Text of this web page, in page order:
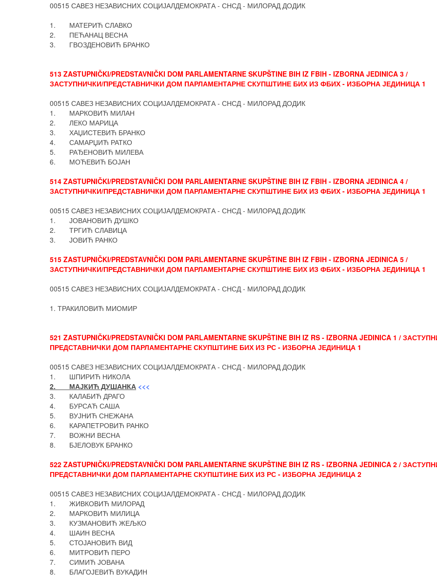
00515 САВЕЗ НЕЗАВИСНИХ СОЦИЈАЛДЕМОКРАТА - СНСД - МИЛОРАД ДОДИК
1. МАТЕРИЋ СЛАВКО
2. ПЕЋАНАЦ ВЕСНА
3. ГВОЗДЕНОВИЋ БРАНКО
513 ZASTUPNIČKI/PREDSTAVNIČKI DOM PARLAMENTARNE SKUPŠTINE BIH IZ FBIH - IZBORNA JEDINICA 3 /
ЗАСТУПНИЧКИ/ПРЕДСТАВНИЧКИ ДОМ ПАРЛАМЕНТАРНЕ СКУПШТИНЕ БИХ ИЗ ФБИХ - ИЗБОРНА ЈЕДИНИЦА 1
00515 САВЕЗ НЕЗАВИСНИХ СОЦИЈАЛДЕМОКРАТА - СНСД - МИЛОРАД ДОДИК
1. МАРКОВИЋ МИЛАН
2. ЛЕКО МАРИЦА
3. ХАЏИСТЕВИЋ БРАНКО
4. САМАРЏИЋ РАТКО
5. РАЂЕНОВИЋ МИЛЕВА
6. МОЋЕВИЋ БОЈАН
514 ZASTUPNIČKI/PREDSTAVNIČKI DOM PARLAMENTARNE SKUPŠTINE BIH IZ FBIH - IZBORNA JEDINICA 4 /
ЗАСТУПНИЧКИ/ПРЕДСТАВНИЧКИ ДОМ ПАРЛАМЕНТАРНЕ СКУПШТИНЕ БИХ ИЗ ФБИХ - ИЗБОРНА ЈЕДИНИЦА 1
00515 САВЕЗ НЕЗАВИСНИХ СОЦИЈАЛДЕМОКРАТА - СНСД - МИЛОРАД ДОДИК
1. ЈОВАНОВИЋ ДУШКО
2. ТРГИЋ СЛАВИЦА
3. ЈОВИЋ РАНКО
515 ZASTUPNIČKI/PREDSTAVNIČKI DOM PARLAMENTARNE SKUPŠTINE BIH IZ FBIH - IZBORNA JEDINICA 5 /
ЗАСТУПНИЧКИ/ПРЕДСТАВНИЧКИ ДОМ ПАРЛАМЕНТАРНЕ СКУПШТИНЕ БИХ ИЗ ФБИХ - ИЗБОРНА ЈЕДИНИЦА 1
00515 САВЕЗ НЕЗАВИСНИХ СОЦИЈАЛДЕМОКРАТА - СНСД - МИЛОРАД ДОДИК
1. ТРАКИЛОВИЋ МИОМИР
521 ZASTUPNIČKI/PREDSTAVNIČKI DOM PARLAMENTARNE SKUPŠTINE BIH IZ RS - IZBORNA JEDINICA 1 /
ПРЕДСТАВНИЧКИ ДОМ ПАРЛАМЕНТАРНЕ СКУПШТИНЕ БИХ ИЗ РС - ИЗБОРНА ЈЕДИНИЦА 1
00515 САВЕЗ НЕЗАВИСНИХ СОЦИЈАЛДЕМОКРАТА - СНСД - МИЛОРАД ДОДИК
1. ШПИРИЋ НИКОЛА
2. МАЈКИЋ ДУШАНКА <<<
3. КАЛАБИЋ ДРАГО
4. БУРСАЋ САША
5. ВУЈНИЋ СНЕЖАНА
6. КАРАПЕТРОВИЋ РАНКО
7. ВОЖНИ ВЕСНА
8. БЈЕЛОВУК БРАНКО
522 ZASTUPNIČKI/PREDSTAVNIČKI DOM PARLAMENTARNE SKUPŠTINE BIH IZ RS - IZBORNA JEDINICA 2 /
ПРЕДСТАВНИЧКИ ДОМ ПАРЛАМЕНТАРНЕ СКУПШТИНЕ БИХ ИЗ РС - ИЗБОРНА ЈЕДИНИЦА 2
00515 САВЕЗ НЕЗАВИСНИХ СОЦИЈАЛДЕМОКРАТА - СНСД - МИЛОРАД ДОДИК
1. ЖИВКОВИЋ МИЛОРАД
2. МАРКОВИЋ МИЛИЦА
3. КУЗМАНОВИЋ ЖЕЉКО
4. ШАИН ВЕСНА
5. СТОЈАНОВИЋ ВИД
6. МИТРОВИЋ ПЕРО
7. СИМИЋ ЈОВАНА
8. БЛАГОЈЕВИЋ ВУКАДИН